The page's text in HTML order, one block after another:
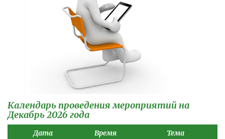
Календарь проведения мероприятий на
Декабрь 2026 года
Дата Время Тема